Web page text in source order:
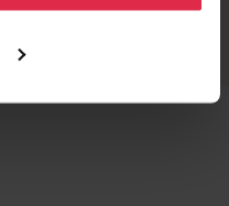
Široká síť prodejen